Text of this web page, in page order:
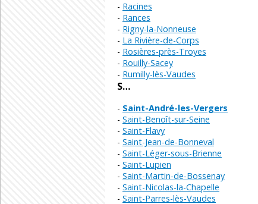
Racines
Rances
Rigny-la-Nonneuse
La Rivière-de-Corps
Rosières-près-Troyes
Rouilly-Sacey
Rumilly-lès-Vaudes
S…
Saint-André-les-Vergers
Saint-Benoît-sur-Seine
Saint-Flavy
Saint-Jean-de-Bonneval
Saint-Léger-sous-Brienne
Saint-Lupien
Saint-Martin-de-Bossenay
Saint-Nicolas-la-Chapelle
Saint-Parres-lès-Vaudes